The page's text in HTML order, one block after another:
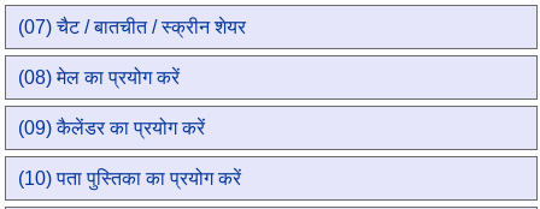
(07) चैट / बातचीत / स्क्रीन शेयर
(08) मेल का प्रयोग करें
(09) कैलेंडर का प्रयोग करें
(10) पता पुस्तिका का प्रयोग करें